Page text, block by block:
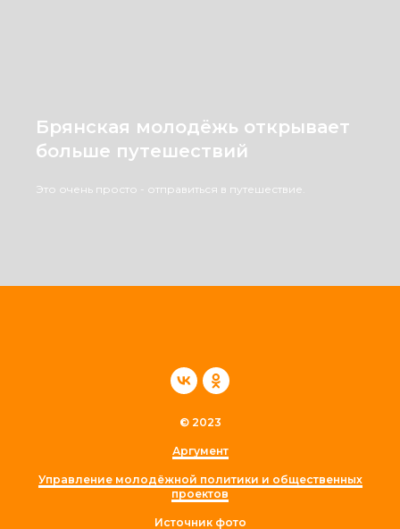
Брянская молодёжь открывает
больше путешествий
Это очень просто - отправиться в путешествие.
© 2023
Аргумент
Управление молодёжной политики и общественных
проектов
Источник фото